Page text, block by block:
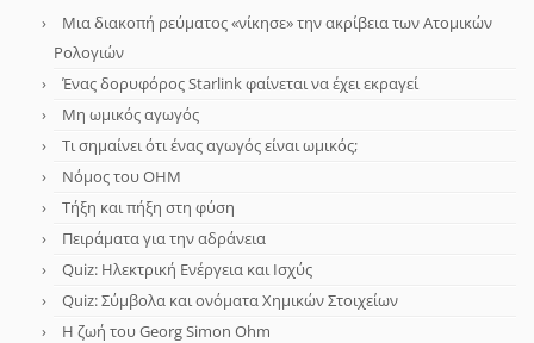
Μια διακοπή ρεύματος «νίκησε» την ακρίβεια των Ατομικών
Ρολογιών
Ένας δορυφόρος Starlink φαίνεται να έχει εκραγεί
Μη ωμικός αγωγός
Τι σημαίνει ότι ένας αγωγός είναι ωμικός;
Νόμος του OHM
Τήξη και πήξη στη φύση
Πειράματα για την αδράνεια
Quiz: Ηλεκτρική Ενέργεια και Ισχύς
Quiz: Σύμβολα και ονόματα Χημικών Στοιχείων
Η ζωή του Georg Simon Ohm